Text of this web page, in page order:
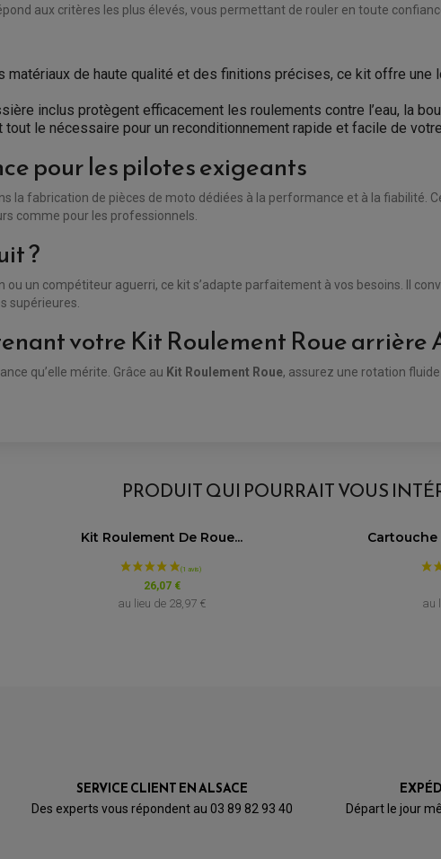
aux critères les plus élevés, vous permettant de rouler en toute
matériaux de haute qualité et des finitions précises, ce kit offre
inclus protègent efficacement les roulements contre l’eau, la
tout le nécessaire pour un reconditionnement rapide et facile de
pour les pilotes exigeants
la fabrication de pièces de moto dédiées à la performance et à la
comme pour les professionnels.
?
ou un compétiteur aguerri, ce kit s’adapte parfaitement à vos besoins. Il
supérieures.
votre Kit Roulement Roue arrière
qu’elle mérite. Grâce au Kit Roulement Roue, assurez une rotation
PRODUIT QUI POURRAIT VOUS
Kit Roulement De Roue...
26,07 €
au lieu de 28,97 €
Cartouche
au
SERVICE CLIENT EN ALSACE
Des experts vous répondent au 03 89 82 93 40 Départ le jour